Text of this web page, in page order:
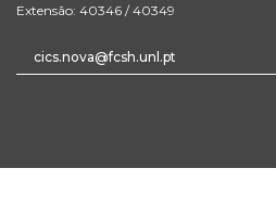
Extensão: 40346 / 40349
cics.nova@fcsh.unl.pt